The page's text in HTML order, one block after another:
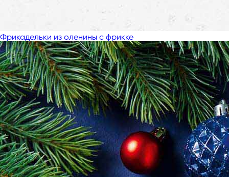
Фрикадельки из оленины с фрикке